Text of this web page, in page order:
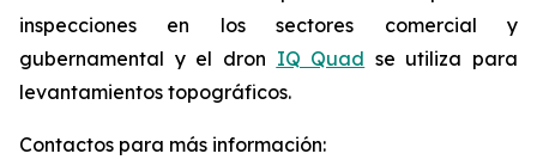
inspecciones en los sectores comercial y
gubernamental y el dron IQ Quad se utiliza para
levantamientos topográficos.
Contactos para más información: